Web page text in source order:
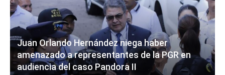
Juan Orlando Hernández niega haber
amenazado a representantes de la PGR en
audiencia del caso Pandora II